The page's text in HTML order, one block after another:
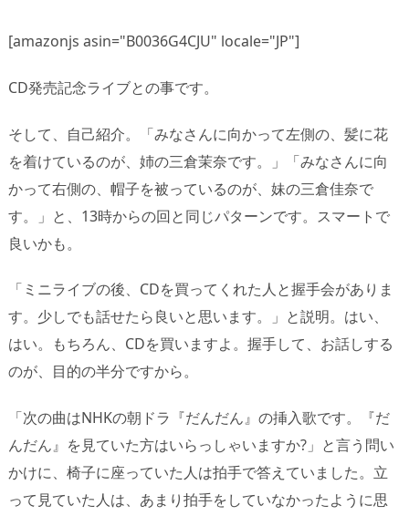
[amazonjs asin="B0036G4CJU" locale="JP"]
CD発売記念ライブとの事です。
そして、自己紹介。「みなさんに向かって左側の、髪に花
を着けているのが、姉の三倉茉奈です。」「みなさんに向
かって右側の、帽子を被っているのが、妹の三倉佳奈で
す。」と、13時からの回と同じパターンです。スマートで
良いかも。
「ミニライブの後、CDを買ってくれた人と握手会がありま
す。少しでも話せたら良いと思います。」と説明。はい、
はい。もちろん、CDを買いますよ。握手して、お話しする
のが、目的の半分ですから。
「次の曲はNHKの朝ドラ『だんだん』の挿入歌です。『だ
んだん』を見ていた方はいらっしゃいますか?」と言う問い
かけに、椅子に座っていた人は拍手で答えていました。立
って見ていた人は、あまり拍手をしていなかったように思